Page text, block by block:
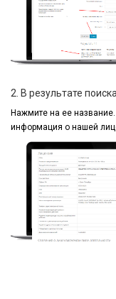
2. В результате
Нажмите на ее название.
информация о нашей